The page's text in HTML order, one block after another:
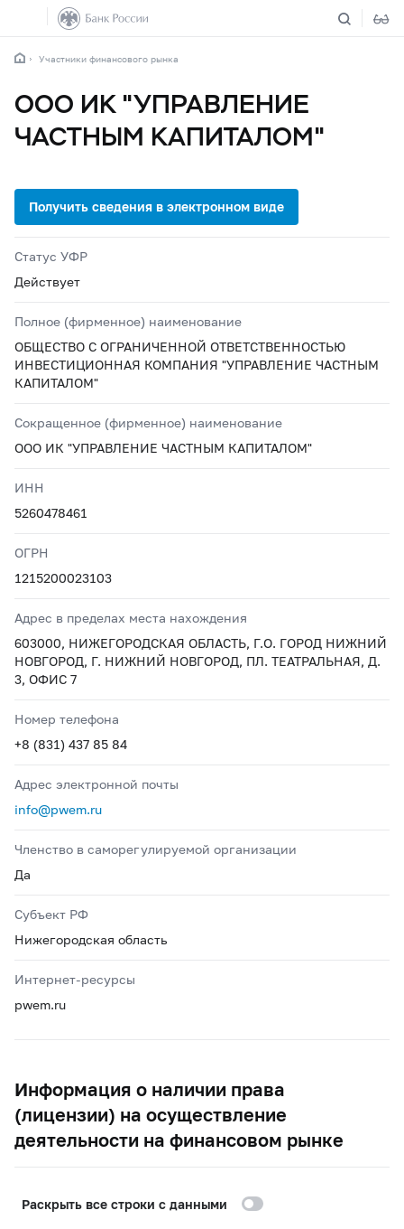
Участники финансового рынка
ООО ИК "УПРАВЛЕНИЕ
ЧАСТНЫМ КАПИТАЛОМ"
Статус УФР
Действует
Полное (фирменное) наименование
ОБЩЕСТВО С ОГРАНИЧЕННОЙ ОТВЕТСТВЕННОСТЬЮ
ИНВЕСТИЦИОННАЯ КОМПАНИЯ "УПРАВЛЕНИЕ ЧАСТНЫМ
КАПИТАЛОМ"
Сокращенное (фирменное) наименование
ООО ИК "УПРАВЛЕНИЕ ЧАСТНЫМ КАПИТАЛОМ"
ИНН
5260478461
ОГРН
1215200023103
Адрес в пределах места нахождения
603000, НИЖЕГОРОДСКАЯ ОБЛАСТЬ, Г.О. ГОРОД НИЖНИЙ
НОВГОРОД, Г. НИЖНИЙ НОВГОРОД, ПЛ. ТЕАТРАЛЬНАЯ, Д.
3, ОФИС 7
Номер телефона
+8 (831) 437 85 84
Адрес электронной почты
info@pwem.ru
Членство в саморегулируемой организации
Да
Субъект РФ
Нижегородская область
Интернет-ресурсы
pwem.ru
Информация о наличии права
(лицензии) на осуществление
деятельности на финансовом рынке
Раскрыть все строки с данными